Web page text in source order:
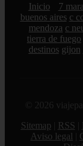
Inicio 7
buenos aires c
mendoza c
tierra de fuego
destinos gijon
© 2026
Sitemap
RSS
Aviso legal